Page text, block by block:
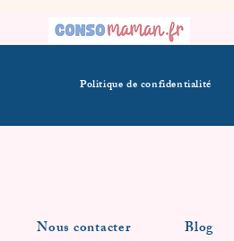
Politique de confidentialité
Nous contacter Blog